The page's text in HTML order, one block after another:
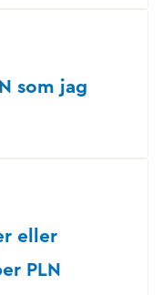
som jag
eller
PLN